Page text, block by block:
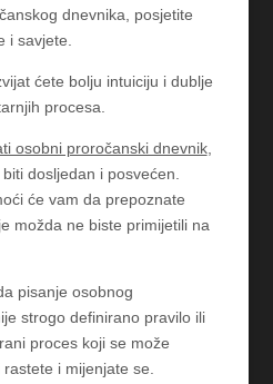
dnevnika, posjetite
i savjete.
ćete bolju intuiciju i dublje
procesa.
osobni proročanski dnevnik,
dosljedan i posvećen.
će vam da prepoznate
možda ne biste primijetili na
pisanje osobnog
strogo definirano pravilo ili
proces koji se može
i mijenjate se.